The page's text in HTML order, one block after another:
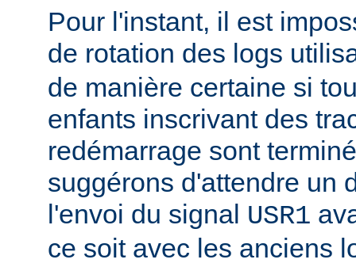
Pour l'instant, il est
de rotation des logs
de manière certaine si
enfants inscrivant des
redémarrage sont
suggérons d'attendre un
l'envoi du signal USR1
ce soit avec les anciens